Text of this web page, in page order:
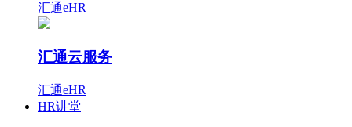
汇通eHR
汇通云服务
汇通eHR
HR讲堂